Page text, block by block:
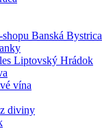
Banská Bystrica
Liptovský Hrádok
vína
diviny